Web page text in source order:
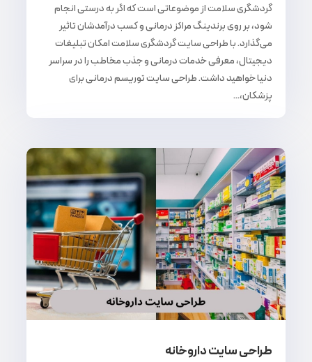
گردشگری سلامت از موضوعاتی است که اگر به درستی انجام
شود، بر روی برندینگ مراکز درمانی و کسب درآمدشان تاثیر
می‌گذارد. با طراحی سایت گردشگری سلامت امکان تبلیغات
دیجیتال، معرفی خدمات درمانی و جذب مخاطب را در سراسر
دنیا خواهید داشت. طراحی سایت توریسم درمانی برای
پزشکان،...
طراحی سایت داروخانه